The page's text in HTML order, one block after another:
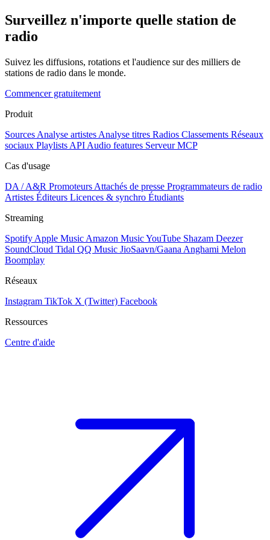
Surveillez n'importe quelle station de
radio
Suivez les diffusions, rotations et l'audience sur des milliers de
stations de radio dans le monde.
Commencer gratuitement
Produit
Sources Analyse artistes Analyse titres Radios Classements Réseaux
sociaux Playlists API Audio features Serveur MCP
Cas d'usage
DA / A&R Promoteurs Attachés de presse Programmateurs de radio
Artistes Éditeurs Licences & synchro Étudiants
Streaming
Spotify Apple Music Amazon MusicYouTube Shazam Deezer
SoundCloud Tidal QQ Music JioSaavn/Gaana Anghami Melon
Boomplay
Réseaux
Instagram TikTok X (Twitter) Facebook
Ressources
Centre d'aide